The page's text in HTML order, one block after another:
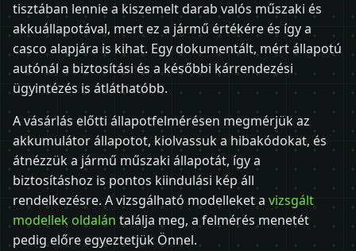
tisztában lennie a kiszemelt darab valós műszaki és
akkuállapotával, mert ez a jármű értékére és így a
casco alapjára is kihat. Egy dokumentált, mért állapotú
autónál a biztosítási és a későbbi kárrendezési
ügyintézés is átláthatóbb.
A vásárlás előtti állapotfelmérésen megmérjük az
akkumulátor állapotot, kiolvassuk a hibakódokat, és
átnézzük a jármű műszaki állapotát, így a
biztosításhoz is pontos kiindulási kép áll
rendelkezésre. A vizsgálható modelleket a vizsgált
modellek oldalán találja meg, a felmérés menetét
pedig előre egyeztetjük Önnel.